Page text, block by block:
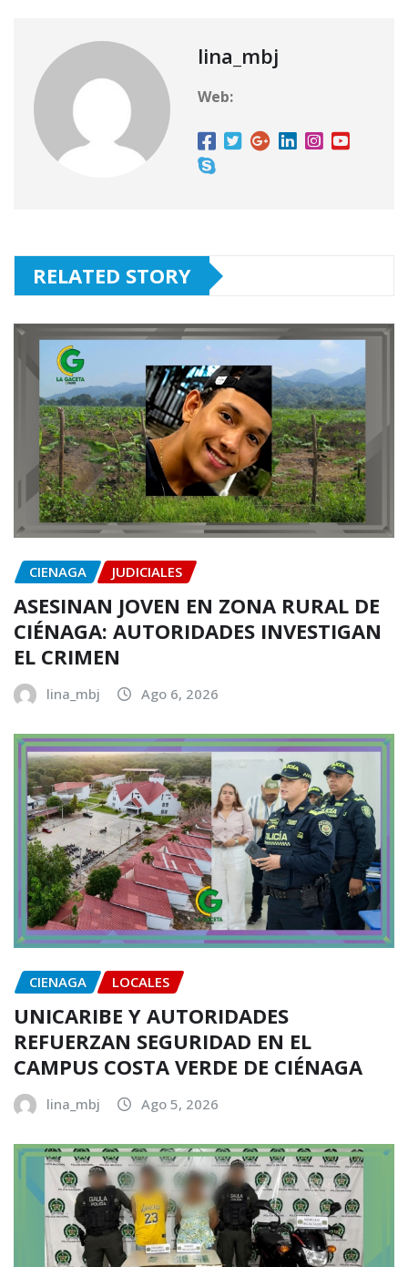
lina_mbj
Web:
RELATED STORY
CIENAGA JUDICIALES
ASESINAN JOVEN EN ZONA RURAL DE
CIÉNAGA: AUTORIDADES INVESTIGAN
EL CRIMEN
lina_mbj Ago 6, 2026
CIENAGA LOCALES
UNICARIBE Y AUTORIDADES
REFUERZAN SEGURIDAD EN EL
CAMPUS COSTA VERDE DE CIÉNAGA
lina_mbj Ago 5, 2026